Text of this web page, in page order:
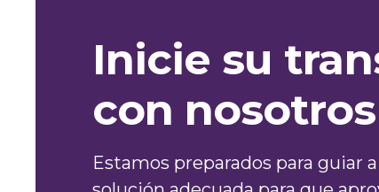
Inicie su
con nosotros
Estamos preparados para guiar